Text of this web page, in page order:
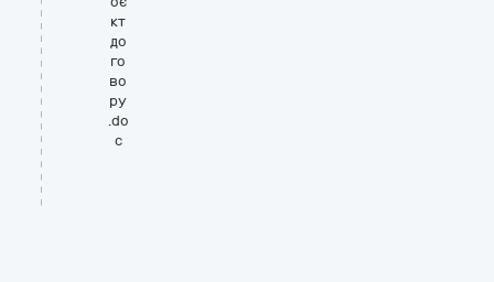
кт
до
го
во
ру
.do
c